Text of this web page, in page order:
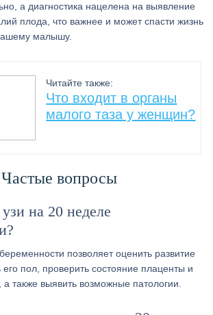
а диагностика нацелена на выявление
плода, что важнее и может спасти жизнь
малышу.
Читайте также:
Что входит в органы
малого таза у женщин?
Частые вопросы
на 20 неделе
позволяет оценить развитие
пол, проверить состояние плаценты и
также выявить возможные патологии.